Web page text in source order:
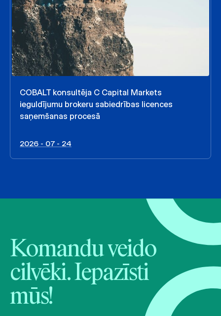
COBALT konsultēja C Capital Markets
ieguldījumu brokeru sabiedrības licences
saņemšanas procesā
2026 - 07 - 24
Komandu veido
cilvēki. Iepazīsti
mūs!